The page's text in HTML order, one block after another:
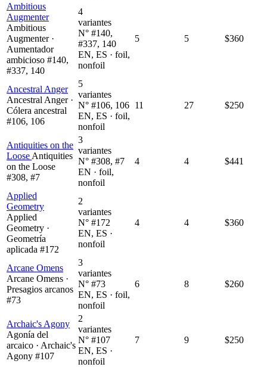
Ambitious
Augmenter
Ambitious
Augmenter ·
Aumentador
ambicioso #140,
#337, 140
4
variantes
N° #140,
#337, 140
EN, ES · foil,
nonfoil
5 5 $360
Ancestral Anger
Ancestral Anger ·
Cólera ancestral
#106, 106
5
variantes
N° #106, 106
EN, ES · foil,
nonfoil
11 27 $250
Antiquities on the
Loose Antiquities
on the Loose
#308, #7
3
variantes
N° #308, #7
EN · foil,
nonfoil
4 4 $441
Applied
Geometry
Applied
Geometry ·
Geometría
aplicada #172
2
variantes
N° #172
EN, ES ·
nonfoil
4 4 $360
Arcane Omens
Arcane Omens ·
Presagios arcanos
#73
3
variantes
N° #73
EN, ES · foil,
nonfoil
6 8 $260
Archaic's Agony
Agonía del
arcaico · Archaic's
Agony #107
2
variantes
N° #107
EN, ES ·
nonfoil
7 9 $250